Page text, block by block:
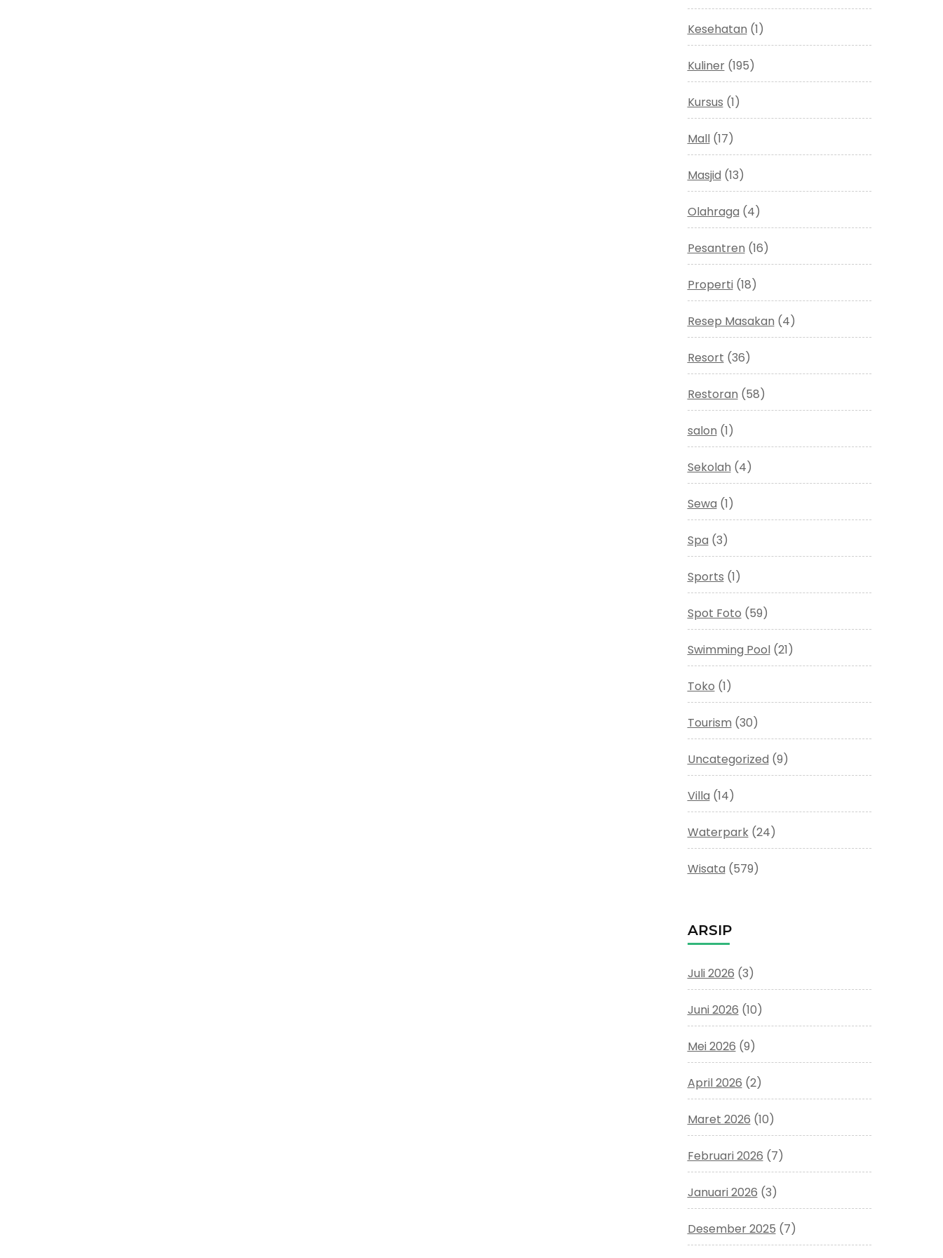
Kesehatan (1)
Kuliner(195)
Kursus (1)
Mall(17)
Masjid (13)
Olahraga (4)
Pesantren (16)
Properti(18)
Resep Masakan (4)
Resort (36)
Restoran (58)
salon (1)
Sekolah (4)
Sewa (1)
Spa (3)
Sports (1)
Spot Foto (59)
Swimming Pool(21)
Toko (1)
Tourism (30)
Uncategorized (9)
Villa (14)
Waterpark(24)
Wisata (579)
ARSIP
Juli 2026 (3)
Juni 2026 (10)
Mei 2026 (9)
April 2026 (2)
Maret 2026 (10)
Februari 2026 (7)
Januari 2026 (3)
Desember 2025 (7)